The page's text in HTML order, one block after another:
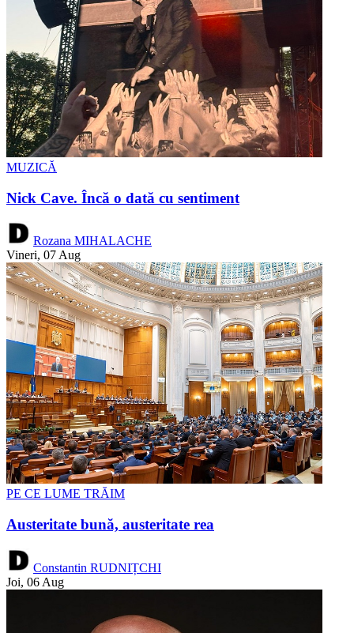
MUZICĂ
Nick Cave. Încă o dată cu sentiment
Rozana MIHALACHE
Vineri, 07 Aug
PE CE LUME TRĂIM
Austeritate bună, austeritate rea
Constantin RUDNIȚCHI
Joi, 06 Aug